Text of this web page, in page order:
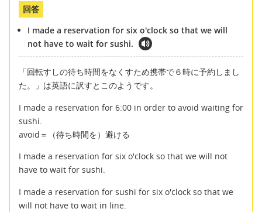
回答
I made a reservation for six o'clock so that we will
not have to wait for sushi.
「回転すしの待ち時間をなくすため携帯で６時に予約しまし
た。」は英語に訳すとこのようです。
I made a reservation for 6:00 in order to avoid waiting for
sushi.
avoid＝（待ち時間を）避ける
I made a reservation for six o'clock so that we will not
have to wait for sushi.
I made a reservation for sushi for six o'clock so that we
will not have to wait in line.